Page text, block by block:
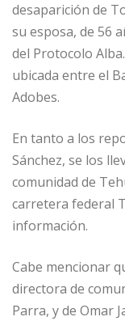
desaparición de
su esposa, de 56
del Protocolo
ubicada entre el
Adobes.
En tanto a los
Sánchez, se los
comunidad de
carretera federal
información.
Cabe mencionar
directora de
Parra, y de Omar